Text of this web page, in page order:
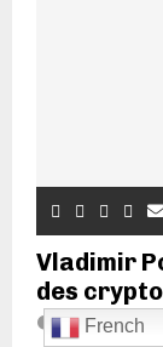
Vladimir
des
20 juin 2022
French